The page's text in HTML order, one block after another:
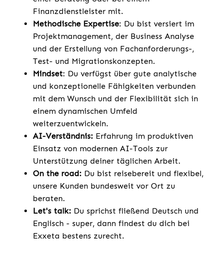
Finanzdienstleister mit.
Methodische Expertise: Du bist versiert im
Projektmanagement, der Business Analyse
und der Erstellung von Fachanforderungs-,
Test- und Migrationskonzepten.
Mindset: Du verfügst über gute analytische
und konzeptionelle Fähigkeiten verbunden
mit dem Wunsch und der Flexibilität sich in
einem dynamischen Umfeld
weiterzuentwickeln.
AI-Verständnis: Erfahrung im produktiven
Einsatz von modernen AI-Tools zur
Unterstützung deiner täglichen Arbeit.
On the road: Du bist reisebereit und flexibel,
unsere Kunden bundesweit vor Ort zu
beraten.
Let's talk: Du sprichst fließend Deutsch und
Englisch - super, dann findest du dich bei
Exxeta bestens zurecht.